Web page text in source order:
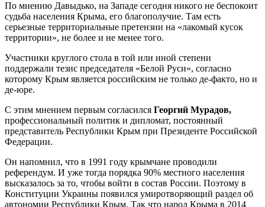
По мнению Давыдько, на Западе сегодня никого не беспокоит
судьба населения Крыма, его благополучие. Там есть
серьезные территориальные претензии на «лакомый кусок
территории», не более и не менее того.
Участники круглого стола в той или иной степени
поддержали тезис председателя «Белой Руси», согласно
которому Крым является российским не только де-факто, но и
де-юре.
С этим мнением первым согласился Георгий Мурадов,
профессиональный политик и дипломат, постоянный
представитель Республики Крым при Президенте Российской
Федерации.
Он напомнил, что в 1991 году крымчане проводили
референдум. И уже тогда порядка 90% местного населения
высказалось за то, чтобы войти в состав России. Поэтому в
Конституции Украины появился умиротворяющий раздел об
автономии Республики Крым. Так что народ Крыма в 2014